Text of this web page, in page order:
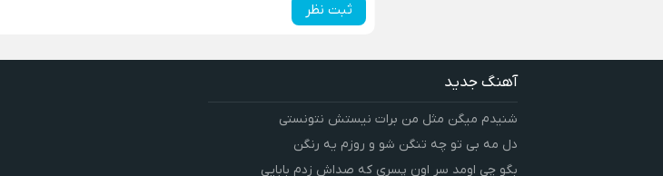
ثبت نظر
آهنگ جدید
شنیدم میگن مثل من برات نیستش نتونستی
دل مه بی تو چه تنگن شو و روزم یه رنگن
بگو چی اومد سر اون پسری که صداش زدم بابایی